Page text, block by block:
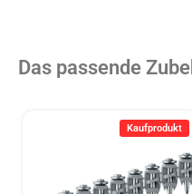
Das passende
Kaufprodukt